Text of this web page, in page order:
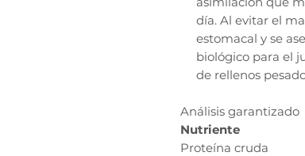
día. Al evitar el
estomacal y se
biológico para el
de rellenos
Análisis garantizado
Nutriente
Proteína cruda